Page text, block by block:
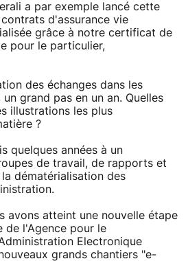
a par exemple lancé cette
d'assurance vie
grâce à notre certificat de
pour le particulier,
des échanges dans les
grand pas en un an. Quelles
illustrations les plus
?
quelques années à un
de travail, de rapports et
dématérialisation des
avons atteint une nouvelle étape
de l'Agence pour le
Electronique
grands chantiers "e-